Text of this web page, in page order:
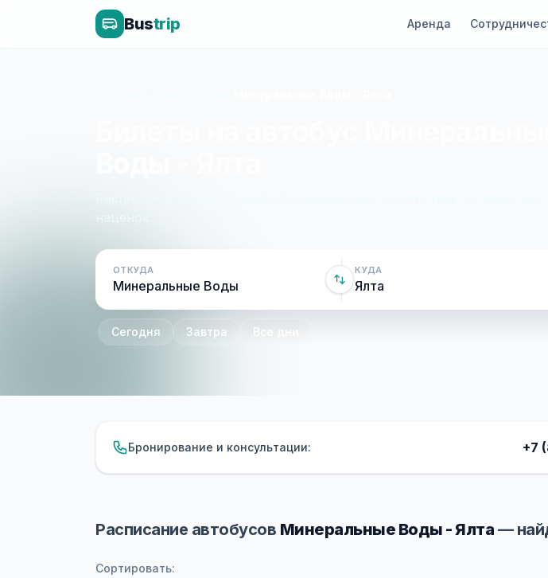
Bustrip Аренда
ОТКУДА КУДА
Сегодня Завтра Все дни
Бронирование и консультации: +7
Расписание автобусов Минеральные Воды - Ялта —
Сортировать: